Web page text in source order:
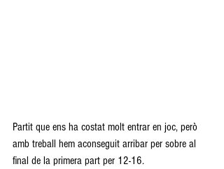
Partit que ens ha costat molt entrar en joc, però
amb treball hem aconseguit arribar per sobre al
final de la primera part per 12-16.